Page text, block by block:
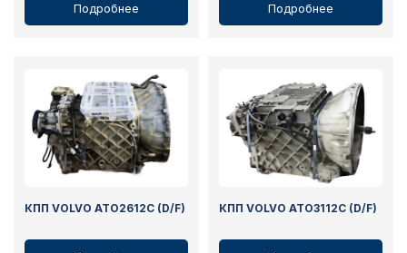
Подробнее Подробнее
КПП VOLVO ATO2612C (D/F) КПП VOLVO ATO3112C (D/F)